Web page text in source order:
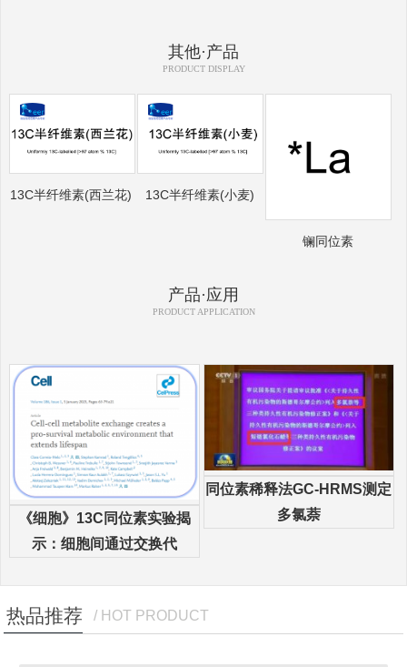
其他·产品
PRODUCT DISPLAY
13C半纤维素(西兰花) 13C半纤维素(小麦)
镧同位素
产品·应用
PRODUCT APPLICATION
《细胞》13C同位素实验揭
示：细胞间通过交换代
同位素稀释法GC-HRMS测定
多氯萘
热品推荐 / HOT PRODUCT